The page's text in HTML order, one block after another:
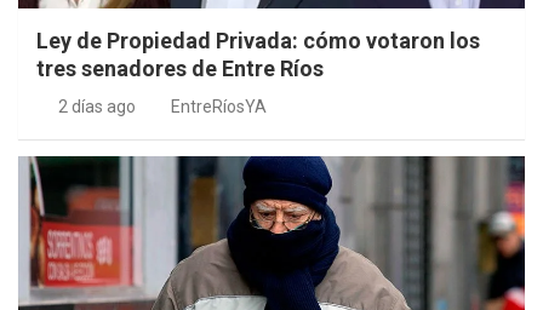
Ley de Propiedad Privada: cómo votaron los
tres senadores de Entre Ríos
2 días ago EntreRíosYA